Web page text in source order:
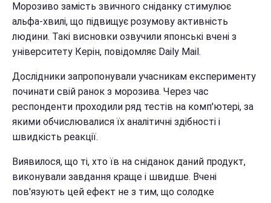
Морозиво замість звичного сніданку стимулює
альфа-хвилі, що підвищує розумову активність
людини. Такі висновки озвучили японські вчені з
університету Керін, повідомляє Daily Mail.
Дослідники запропонували учасникам експерименту
починати свій ранок з морозива. Через час
респонденти проходили ряд тестів на комп'ютері, за
якими обчислювалися їх аналітичні здібності і
швидкість реакції.
Виявилося, що ті, хто їв на сніданок даний продукт,
виконували завдання краще і швидше. Вчені
пов'язують цей ефект не з тим, що солодке